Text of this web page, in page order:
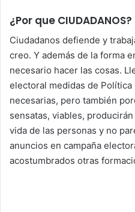
¿Por que CIUDADANOS?
Ciudadanos defiende y
creo. Y además de la forma
necesario hacer las cosas.
electoral medidas de Política
necesarias, pero también
sensatas, viables,
vida de las personas y no
anuncios en campaña
acostumbrados otras